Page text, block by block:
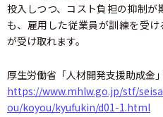
投入しつつ、コスト負担の抑制
も、雇用した従業員が訓練を受
が受け取れます。
厚生労働省「人材開発支援助成金」
https://www.mhlw.go.jp/stf/
ou/koyou/kyufukin/d01-1.html